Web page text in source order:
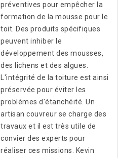
préventives pour empêcher la
formation de la mousse pour le
toit. Des produits spécifiques
peuvent inhiber le
développement des mousses,
des lichens et des algues.
L'intégrité de la toiture est ainsi
préservée pour éviter les
problèmes d'étanchéité. Un
artisan couvreur se charge des
travaux et il est très utile de
convier des experts pour
réaliser ces missions. Kevin